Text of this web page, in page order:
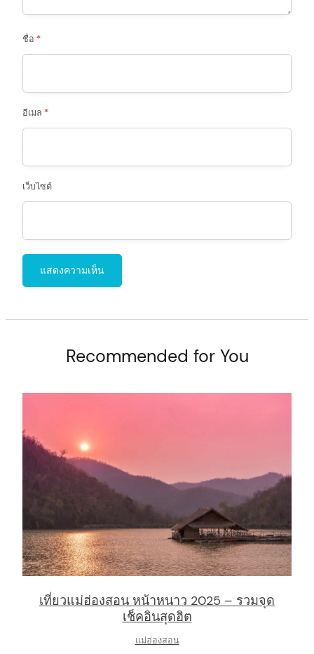
ชื่อ *
อีเมล *
เว็บไซต์
Recommended for You
เที่ยวแม่ฮ่องสอน หน้าหนาว 2025 – รวมจุด
เช็คอินสุดฮิต
แม่ฮ่องสอน